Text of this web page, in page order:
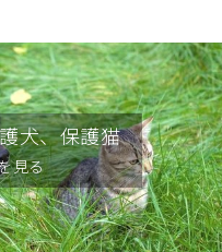
犬、保護猫
見る